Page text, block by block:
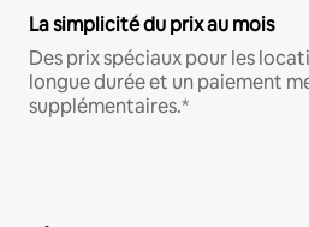
La simplicité du prix au mois
Des prix spéciaux pour les
longue durée et un paiement
supplémentaires.*